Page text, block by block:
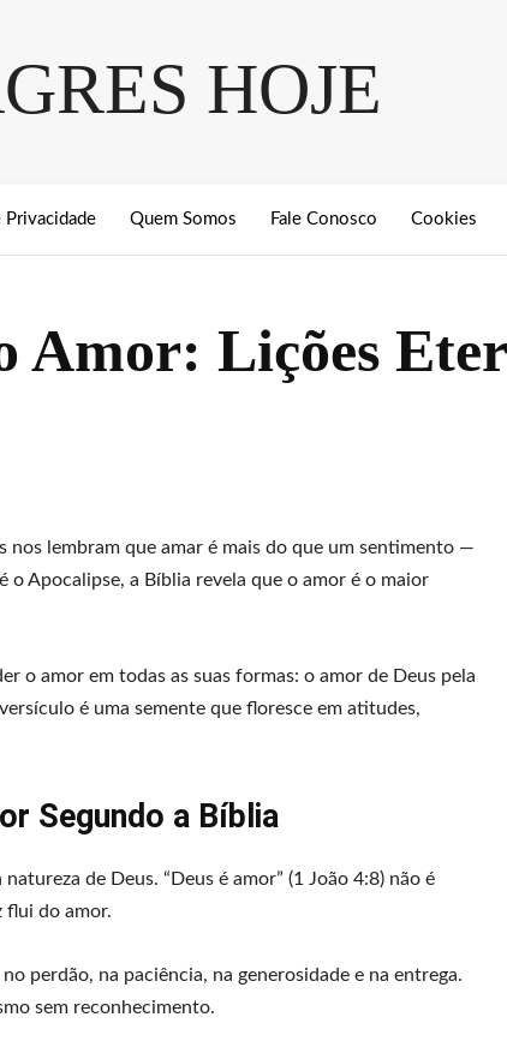
HOJE
Privacidade Quem Somos Fale Conosco Cookies
Amor: Lições
lembram que amar é mais do que um sentimento —
o Apocalipse, a Bíblia revela que o amor é o maior
o amor em todas as suas formas: o amor de Deus pela
é uma semente que floresce em atitudes,
Segundo a Bíblia
de Deus. “Deus é amor” (1 João 4:8) não é
flui do amor.
perdão, na paciência, na generosidade e na entrega.
sem reconhecimento.